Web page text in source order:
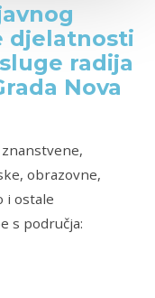
djelatnosti
radija
Nova
obrazovne,
i ostale
s područja: